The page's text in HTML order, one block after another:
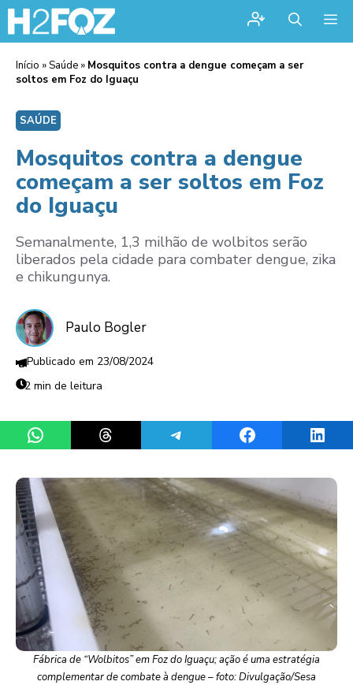
Início »Saúde » Mosquitos contra a dengue começam a ser
soltos em Foz do Iguaçu
SAÚDE
Mosquitos contra a dengue
começam a ser soltos em Foz
do Iguaçu
Semanalmente, 1,3 milhão de wolbitos serão
liberados pela cidade para combater dengue, zika
e chikungunya.
Paulo Bogler
23/08/2024
2 min de leitura
Share on WhatsAppShare on ThreadsShare on TelegramShare on Facebook
Fábrica de “Wolbitos” em Foz do Iguaçu; ação é uma estratégia
complementar de combate à dengue – foto: Divulgação/Sesa